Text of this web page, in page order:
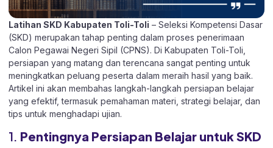
Latihan SKD Kabupaten Toli-Toli – Seleksi Kompetensi Dasar
(SKD) merupakan tahap penting dalam proses penerimaan
Calon Pegawai Negeri Sipil (CPNS). Di Kabupaten Toli-Toli,
persiapan yang matang dan terencana sangat penting untuk
meningkatkan peluang peserta dalam meraih hasil yang baik.
Artikel ini akan membahas langkah-langkah persiapan belajar
yang efektif, termasuk pemahaman materi, strategi belajar, dan
tips untuk menghadapi ujian.
1. Pentingnya Persiapan Belajar untuk SKD